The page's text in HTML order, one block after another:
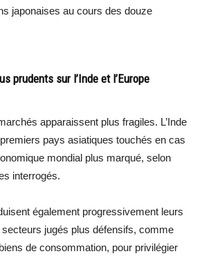
japonaises au cours des douze
prudents sur l’Inde et l’Europe
apparaissent plus fragiles. L’Inde
pays asiatiques touchés en cas
mondial plus marqué, selon
interrogés.
également progressivement leurs
jugés plus défensifs, comme
de consommation, pour privilégier